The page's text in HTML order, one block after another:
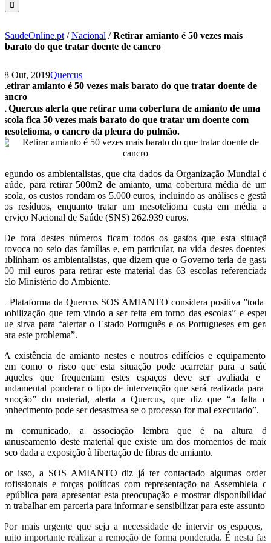
SaudeOnline.pt /Nacional /Retirar amianto é 50 vezes mais
barato do que tratar doente de cancro
18 Out, 2019Quercus
Retirar amianto é 50 vezes mais barato do que tratar doente de
cancro
A Quercus alerta que retirar uma cobertura de amianto de uma
escola fica 50 vezes mais barato do que tratar um doente com
mesotelioma, o cancro da pleura do pulmão.
Segundo os ambientalistas, que cita dados da Organização Mundial da
Saúde, para retirar 500m2 de amianto, uma cobertura média de uma
escola, os custos rondam os 5.000 euros, incluindo as análises e gestão
dos resíduos, enquanto tratar um mesotelioma custa em média ao
Serviço Nacional de Saúde (SNS) 262.939 euros.
“De fora destes números ficam todos os gastos que esta situação
provoca no seio das famílias e, em particular, na vida destes doentes”,
sublinham os ambientalistas, que dizem que o Governo teria de gastar
300 mil euros para retirar este material das 63 escolas referenciadas
pelo Ministério do Ambiente.
A Plataforma da Quercus SOS AMIANTO considera positiva ”toda a
mobilização que tem vindo a ser feita em torno das escolas” e espera
que sirva para “alertar o Estado Português e os Portugueses em geral
para este problema”.
“A existência de amianto nestes e noutros edifícios e equipamentos,
bem como o risco que esta situação pode acarretar para a saúde
daqueles que frequentam estes espaços deve ser avaliada e é
fundamental ponderar o tipo de intervenção que será realizada para a
remoção” do material, alerta a Quercus, que diz que “a falta de
conhecimento pode ser desastrosa se o processo for mal executado”.
Em comunicado, a associação lembra que é na altura do
manuseamento deste material que existe um dos momentos de maior
risco dada a exposição à libertação de fibras de amianto.
Por isso, a SOS AMIANTO diz já ter contactado algumas ordens
profissionais e forças políticas com representação na Assembleia da
República para apresentar esta preocupação e mostrar disponibilidade
em trabalhar em parceria para informar e sensibilizar para este assunto.
“Por mais urgente que seja a necessidade de intervir os espaços, é
muito importante realizar a remoção de forma ponderada. É nesta fase